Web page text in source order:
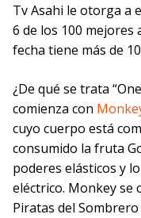
Tv Asahi le otorga a
6 de los 100 mejores
fecha tiene más de
¿De qué se trata
comienza con
cuyo cuerpo está
consumido la fruta
poderes elásticos y
eléctrico. Monkey se
Piratas del